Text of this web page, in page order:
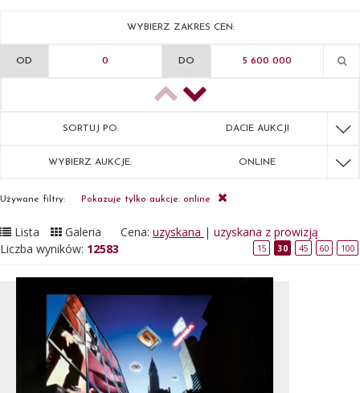
WYBIERZ ZAKRES CEN:
OD DO
SORTUJ PO: DACIE AUKCJI
WYBIERZ AUKCJE: ONLINE
Używane filtry: Pokazuje tylko aukcje: online
Lista Galeria Cena: uzyskana | uzyskana z prowizją
Liczba wyników: 12583 15 30 45 60 100